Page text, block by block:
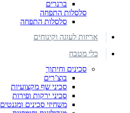
ברנרים
סלסלות התפחה
סלסלות התפחה
אריזות לעוגה וקינוחים
כלי מטבח
סכינים וחיתוך
בוצ’רים
סכיני שף מקצועיות
סכיני ירקות ופירות
משחיזי סכינים ומגנטים